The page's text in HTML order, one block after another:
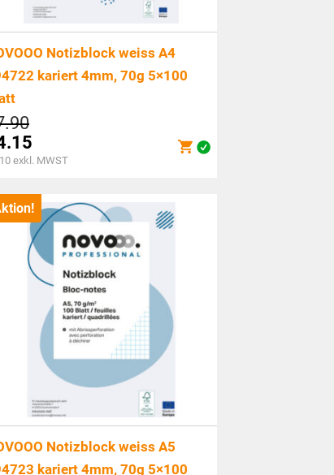
Notizblock weiss A4
kariert 4mm, 70g 5×100
Ursprünglicher
Preis
war:
exkl. MWST
Notizblock weiss A5
kariert 4mm, 70g 5×100